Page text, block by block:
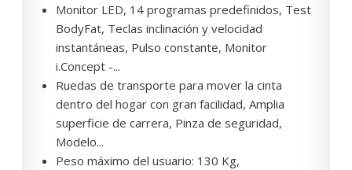
Monitor LED, 14 programas predefinidos, Test
BodyFat, Teclas inclinación y velocidad
instantáneas, Pulso constante, Monitor
i.Concept -...
Ruedas de transporte para mover la cinta
dentro del hogar con gran facilidad, Amplia
superficie de carrera, Pinza de seguridad,
Modelo...
Peso máximo del usuario: 130 Kg,